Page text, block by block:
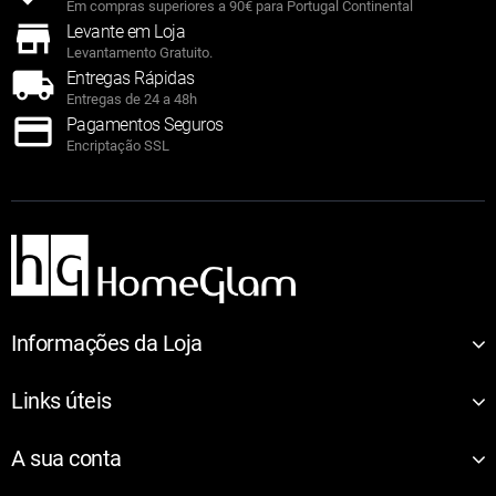
Em compras superiores a 90€ para Portugal Continental
Levante em Loja
Levantamento Gratuito.
Entregas Rápidas
Entregas de 24 a 48h
Pagamentos Seguros
Encriptação SSL
Informações da Loja
Links úteis
A sua conta